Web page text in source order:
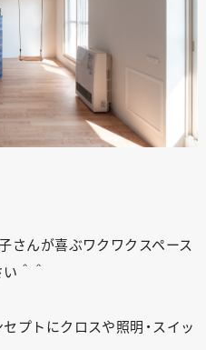
さんが喜ぶワクワクスペース
＾＾
プトにクロスや照明・スイッ